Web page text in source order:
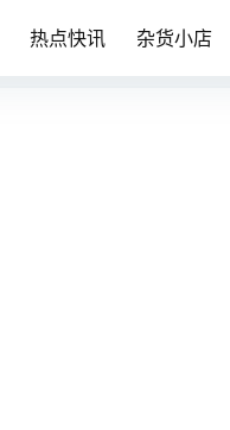
热点快讯 杂货小店